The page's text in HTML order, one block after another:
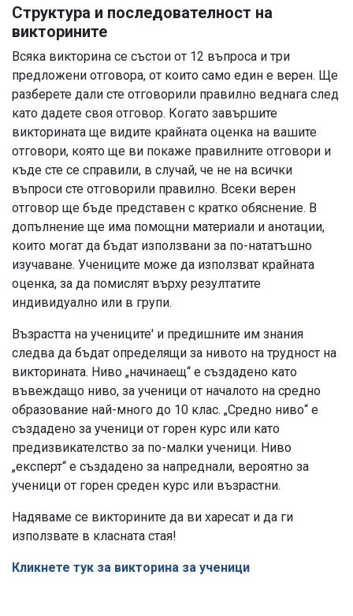
Структура и последователност на
викторините
Всяка викторина се състои от 12 въпроса и три
предложени отговора, от които само един е верен. Ще
разберете дали сте отговорили правилно веднага след
като дадете своя отговор. Когато завършите
викторината ще видите крайната оценка на вашите
отговори, която ще ви покаже правилните отговори и
къде сте се справили, в случай, че не на всички
въпроси сте отговорили правилно. Всеки верен
отговор ще бъде представен с кратко обяснение. В
допълнение ще има помощни материали и анотации,
които могат да бъдат използвани за по-нататъшно
изучаване. Учениците може да използват крайната
оценка, за да помислят върху резултатите
индивидуално или в групи.
Възрастта на учениците' и предишните им знания
следва да бъдат определящи за нивото на трудност на
викторината. Ниво „начинаещ“ е създадено като
въвеждащо ниво, за ученици от началото на средно
образование най-много до 10 клас. „Средно ниво“ е
създадено за ученици от горен курс или като
предизвикателство за по-малки ученици. Ниво
„експерт“ е създадено за напреднали, вероятно за
ученици от горен среден курс или възрастни.
Надяваме се викторините да ви харесат и да ги
използвате в класната стая!
Кликнете тук за викторина за ученици